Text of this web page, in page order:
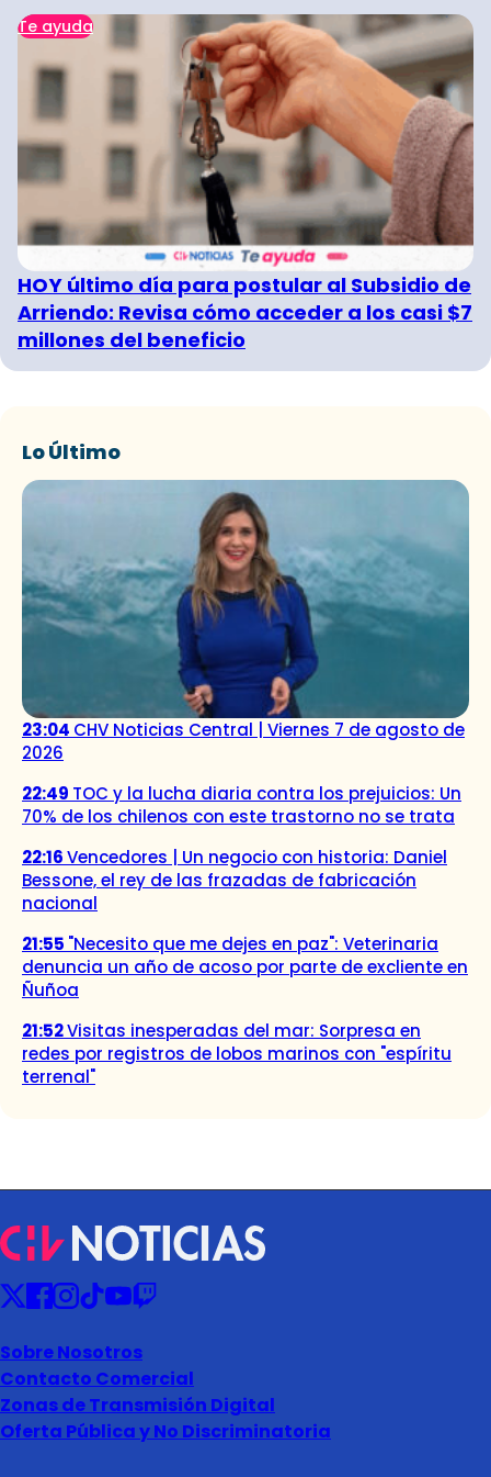
Te ayuda
HOY último día para postular al Subsidio de
Arriendo: Revisa cómo acceder a los casi $7
millones del beneficio
Lo Último
23:04 CHV Noticias Central | Viernes 7 de agosto de
2026
22:49 TOC y la lucha diaria contra los prejuicios: Un
70% de los chilenos con este trastorno no se trata
22:16Vencedores | Un negocio con historia: Daniel
Bessone, el rey de las frazadas de fabricación
nacional
21:55 "Necesito que me dejes en paz": Veterinaria
denuncia un año de acoso por parte de excliente en
Ñuñoa
21:52Visitas inesperadas del mar: Sorpresa en
redes por registros de lobos marinos con "espíritu
terrenal"
Sobre Nosotros
Contacto Comercial
Zonas de Transmisión Digital
Oferta Pública y No Discriminatoria